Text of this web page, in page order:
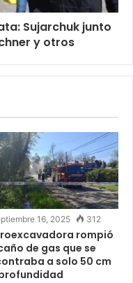
Sujarchuk junto
y otros
16, 2025 312
rompió
de gas que se
a solo 50 cm